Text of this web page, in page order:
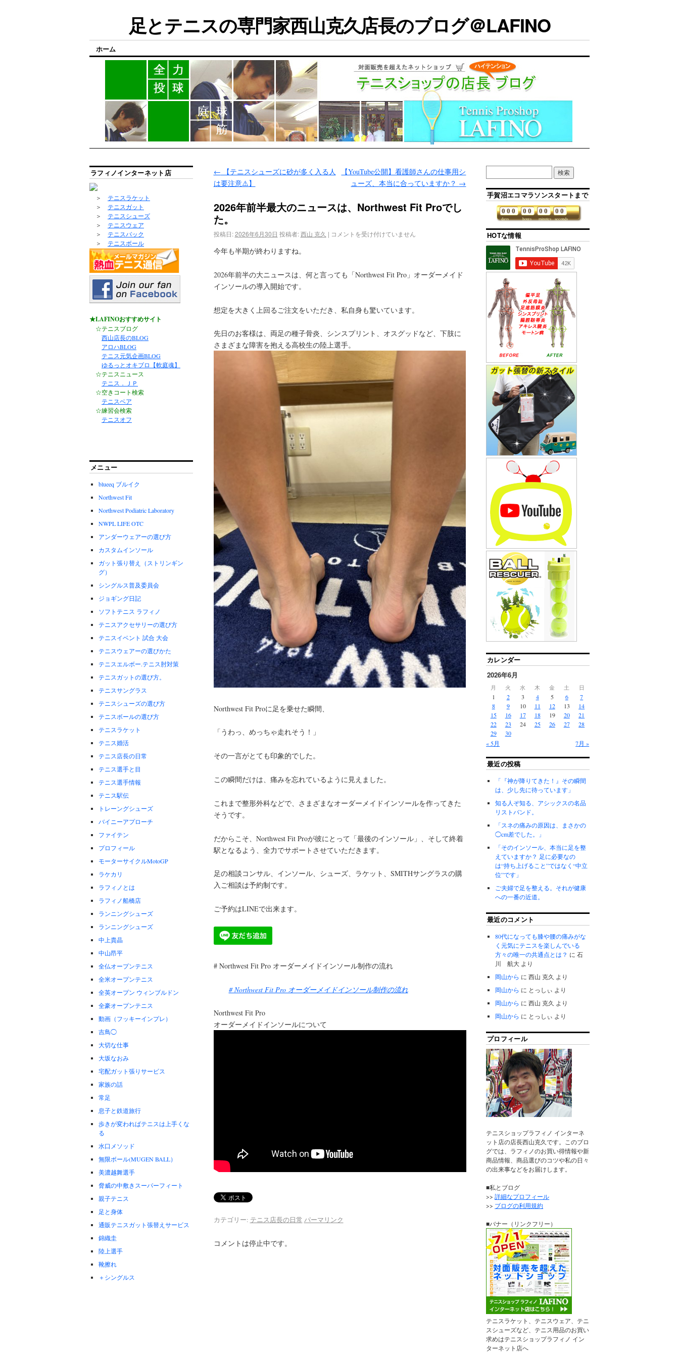
足とテニスの専門家西山克久店長のブログ＠LAFINO
ホーム
← 【テニスシューズに砂が多く入る人
は要注意⚠️】
【YouTube公開】看護師さんの仕事用シ
ューズ、本当に合っていますか？ →
2026年前半最大のニュースは、Northwest Fit Proでし
た。
投稿日: 2026年6月30日 投稿者: 西山 克久 | コメントを受け付けていません
今年も半期が終わりますね。
2026年前半の大ニュースは、何と言っても「Northwest Fit Pro」オーダーメイド
インソールの導入開始です。
想定を大きく上回るご注文をいただき、私自身も驚いています。
先日のお客様は、両足の種子骨炎、シンスプリント、オスグッドなど、下肢に
さまざまな障害を抱える高校生の陸上選手。
Northwest Fit Proに足を乗せた瞬間、
「うわっ、めっちゃ走れそう！」
その一言がとても印象的でした。
この瞬間だけは、痛みを忘れているように見えました。
これまで整形外科などで、さまざまなオーダーメイドインソールを作ってきた
そうです。
だからこそ、Northwest Fit Proが彼にとって「最後のインソール」、そして終着
駅となるよう、全力でサポートさせていただきます。
足の相談コンサル、インソール、シューズ、ラケット、SMITHサングラスの購
入ご相談は予約制です。
ご予約はLINEで出来ます。
# Northwest Fit Pro オーダーメイドインソール制作の流れ
# Northwest Fit Pro オーダーメイドインソール制作の流れ
Northwest Fit Pro
オーダーメイドインソールについて
カテゴリー: テニス店長の日常 パーマリンク
コメントは停止中です。
ラフィノインターネット店
＞ テニスラケット
＞ テニスガット
＞ テニスシューズ
＞ テニスウェア
＞ テニスバック
＞ テニスボール
★LAFINOおすすめサイト
☆テニスブログ
西山店長のBLOG
アロハBLOG
テニス元気企画BLOG
ゆるっとオキブロ【軟庭魂】
☆テニスニュース
テニス．ＪＰ
☆空きコート検索
テニスベア
☆練習会検索
テニスオフ
メニュー
blueeq ブルイク
Northwest Fit
Northwest Podiatric Laboratory
NWPL LIFE OTC
アンダーウェアーの選び方
カスタムインソール
ガット張り替え（ストリンギン
グ）
シングルス普及委員会
ジョギング日記
ソフトテニス ラフィノ
テニスアクセサリーの選び方
テニスイベント 試合 大会
テニスウェアーの選びかた
テニスエルボー.テニス肘対策
テニスガットの選び方。
テニスサングラス
テニスシューズの選び方
テニスボールの選び方
テニスラケット
テニス婚活
テニス店長の日常
テニス選手と目
テニス選手情報
テニス駅伝
トレーングシューズ
バイニーアプローチ
ファイテン
プロフィール
モーターサイクルMotoGP
ラケカリ
ラフィノとは
ラフィノ船橋店
ランニングシューズ
ランニングシューズ
中上貴晶
中山昂平
全仏オープンテニス
全米オープンテニス
全英オープン ウィンブルドン
全豪オープンテニス
動画（フッキーインプレ）
吉鳥◯
大切な仕事
大坂なおみ
宅配ガット張りサービス
家族の話
常足
息子と鉄道旅行
歩きが変わればテニスは上手くな
る
水口メソッド
無限ボール(MUGEN BALL）
美濃越舞選手
脅威の中敷きスーパーフィート
親子テニス
足と身体
通販テニスガット張替えサービス
錦織圭
陸上選手
靴擦れ
＋シングルス
手賀沼エコマラソンスタートまで
days
0 0 0
hours
0 0
minutes
0 0
seconds
0 0
HOTな情報
カレンダー
2026年6月
月 火 水 木 金 土 日
« 5月 7月 »
1 2 3 4 5 6
7
8
9 10 11 12 13
14
15
16 17 18 19 20
21
22
23 24 25 26 27
28
29
30
最近の投稿
「『神が降りてきた！』その瞬間
は、少し先に待っています」
知る人ぞ知る、アシックスの名品
リストバンド。
「スネの痛みの原因は、まさかの
◯cm差でした。」
「そのインソール、本当に足を整
えていますか？ 足に必要なの
は“持ち上げること”ではなく“中立
位”です」
ご夫婦で足を整える。それが健康
への一番の近道。
最近のコメント
80代になっても膝や腰の痛みがな
く元気にテニスを楽しんでいる
方々の唯一の共通点とは？ に石
川 航大 より
岡山から に西山 克久 より
岡山から に とっしぃ より
岡山から に西山 克久 より
岡山から に とっしぃ より
プロフィール
テニスショップラフィノ インターネ
ット店の店長西山克久です。このブロ
グでは、ラフィノのお買い得情報や新
商品情報、商品選びのコツや私の日々
の出来事などをお届けします。
■私とブログ
>>詳細なプロフィール
>> ブログの利用規約
■バナー（リンクフリー）
テニスラケット、テニスウェア、テニ
スシューズなど、テニス用品のお買い
求めはテニスショップラフィノ イン
ターネット店へ